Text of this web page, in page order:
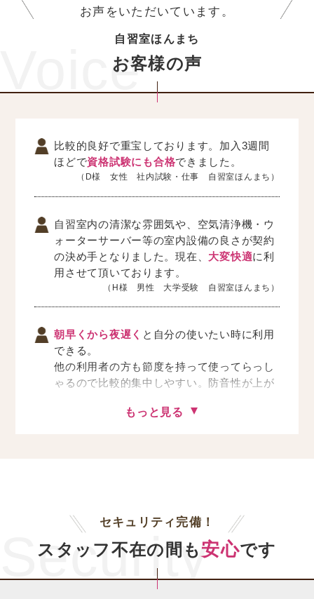
お声をいただいています。
自習室ほんまち
お客様の声
Voice
比較的良好で重宝しております。加入3週間
ほどで資格試験にも合格できました。
（D様 女性 社内試験・仕事 自習室ほんまち）
自習室内の清潔な雰囲気や、空気清浄機・ウ
ォーターサーバー等の室内設備の良さが契約
の決め手となりました。現在、 大変快適に利
用させて頂いております。
（H様 男性 大学受験 自習室ほんまち）
朝早くから夜遅く と自分の使いたい時に利用
できる。
他の利用者の方も節度を持って使ってらっし
ゃるので比較的集中しやすい。防音性が上が
（S様 男性 公務員試験 自習室ほんまち）
もっと見る
セキュリティ完備！
スタッフ不在の間も 安心です
Security